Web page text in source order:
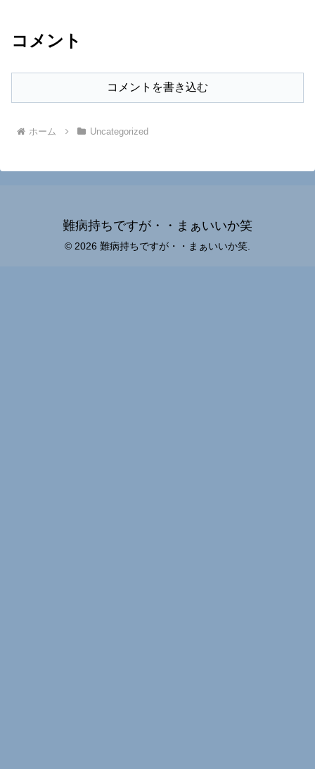
コメント
コメントを書き込む
ホーム Uncategorized
難病持ちですが・・まぁいいか笑
© 2026 難病持ちですが・・まぁいいか笑.